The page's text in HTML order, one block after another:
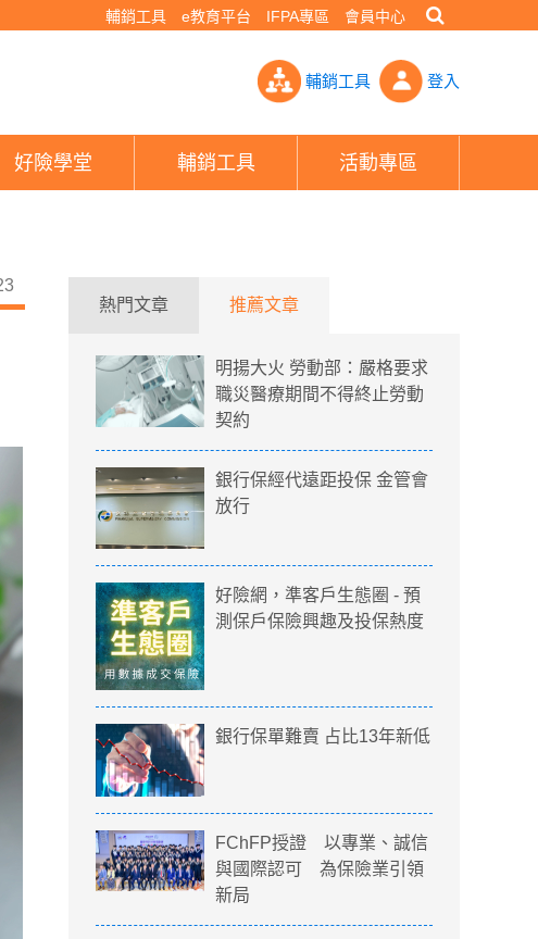
輔銷工具 e教育平台 IFPA專區 會員中心
20萬人紓困貸款已核保 網點名這家銀行「秒核秒發」- PHEW!好險網
輔銷工具 登入
好險學堂 輔銷工具 活動專區
熱門文章 推薦文章
明揚大火 勞動部：嚴格要求
職災醫療期間不得終止勞動
契約
銀行保經代遠距投保 金管會
放行
好險網，準客戶生態圈 - 預
測保戶保險興趣及投保熱度
銀行保單難賣 占比13年新低
FChFP授證 以專業、誠信
與國際認可 為保險業引領
新局